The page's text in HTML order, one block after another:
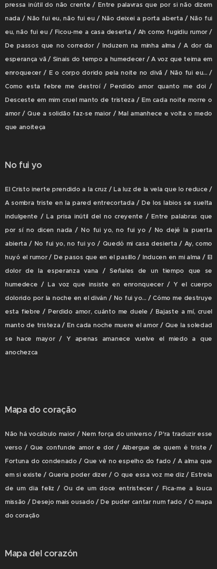
pressa inútil do não crente / Entre palavras que por si não dizem
nada / Não fui eu, não fui eu / Não deixei a porta aberta / Não fui
eu, não fui eu / Ficou-me a casa deserta / Ah como fugidiu rumor /
De passos que no corredor / Induzem na minha alma / A dor da
esperança vã / Sinais do tempo a humedecer / A voz que teima em
enroquecer / E o corpo dorido pela noite no divã / Não fui eu... /
Como esta febre me destroí / Perdido amor quanto me doi /
Desceste em mim cruel manto de tristeza / Em cada noite morre o
amor / Que a solidão faz-se maior / Mal amanhece e volta o medo
que anoiteça
No fui yo
El Cristo inerte prendido a la cruz / La luz de la vela que lo reduce /
A sombra triste en la pared entrecortada / De los labios se suelta
indulgente / La prisa inútil del no creyente / Entre palabras que
por sí no dicen nada / No fui yo, no fui yo / No dejé la puerta
abierta / No fui yo, no fui yo / Quedó mi casa desierta / Ay, como
huyó el rumor / De pasos que en el pasillo / Inducen en mi alma / El
dolor de la esperanza vana / Señales de un tiempo que se
humedece / La voz que insiste en enronquecer / Y el cuerpo
dolorido por la noche en el diván / No fui yo... / Cómo me destruye
esta fiebre / Perdido amor, cuánto me duele / Bajaste a mí, cruel
manto de tristeza / En cada noche muere el amor / Que la soledad
se hace mayor / Y apenas amanece vuelve el miedo a que
anochezca
Mapa do coração
Não há vocábulo maior / Nem força do universo / P'ra traduzir esse
verso / Que confunde amor e dor / Albergue de quem é triste /
Fortuna do condenado / Que vê no espelho do fado / A alma que
em si existe / Queria poder dizer / O que essa voz me diz / Estrela
de um dia feliz / Ou de um doce entristecer / Fica-me a louca
missão / Desejo mais ousado / De puder cantar num fado / O mapa
do coração
Mapa del corazón